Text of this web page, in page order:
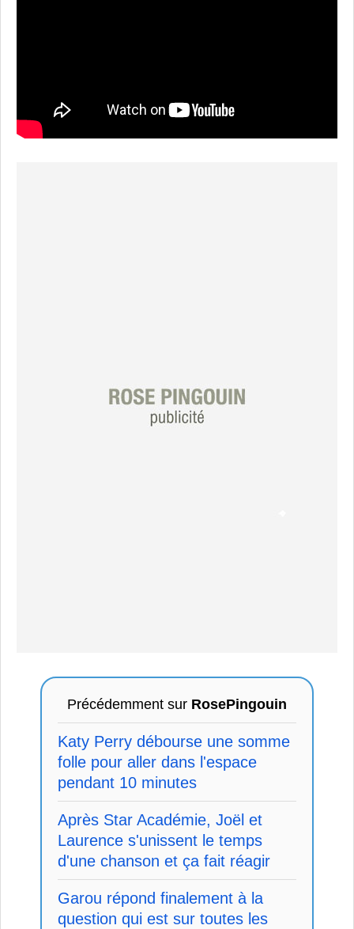
Précédemment sur RosePingouin
Katy Perry débourse une somme
folle pour aller dans l'espace
pendant 10 minutes
Après Star Académie, Joël et
Laurence s'unissent le temps
d'une chanson et ça fait réagir
Garou répond finalement à la
question qui est sur toutes les